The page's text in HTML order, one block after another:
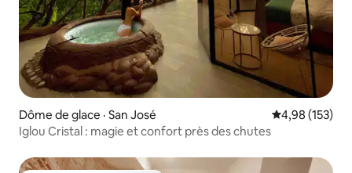
Dôme de glace · San José Note
4,98 (153)
Iglou Cristal : magie et confort près des chutes